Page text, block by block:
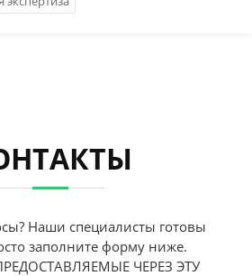
Наши специалисты готовы
заполните форму ниже.
ЧЕРЕЗ ЭТУ